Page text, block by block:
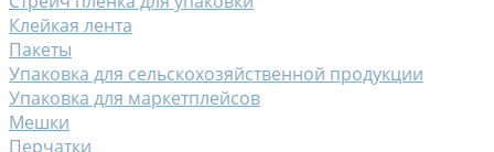
Клейкая лента
Пакеты
Упаковка для сельскохозяйственной продукции
Упаковка для маркетплейсов
Мешки
Перчатки